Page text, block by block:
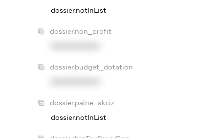
dossier.notInList
dossier.non_profit
dossier.budget_dotation
dossier.palne_akciz
dossier.notInList